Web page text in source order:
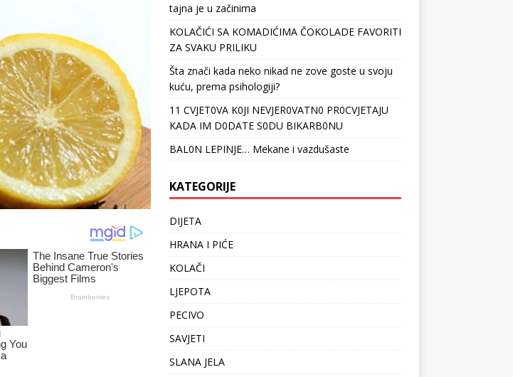
tajna je u začinima
KOLAČIĆI SA KOMADIĆIMA ČOKOLADE FAVORITI
ZA SVAKU PRILIKU
Šta znači kada neko nikad ne zove goste u svoju
kuću, prema psihologiji?
11 CVJET0VA K0JI NEVJER0VATN0 PR0CVJETAJU
KADA IM D0DATE S0DU BIKARB0NU
BAL0N LEPINJE… Mekane i vazdušaste
KATEGORIJE
DIJETA
HRANA I PIĆE
KOLAČI
LJEPOTA
PECIVO
SAVJETI
SLANA JELA